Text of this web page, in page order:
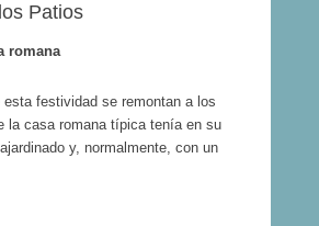
Patios
romana
esta festividad se remontan a los
la casa romana típica tenía en su
y, normalmente, con un